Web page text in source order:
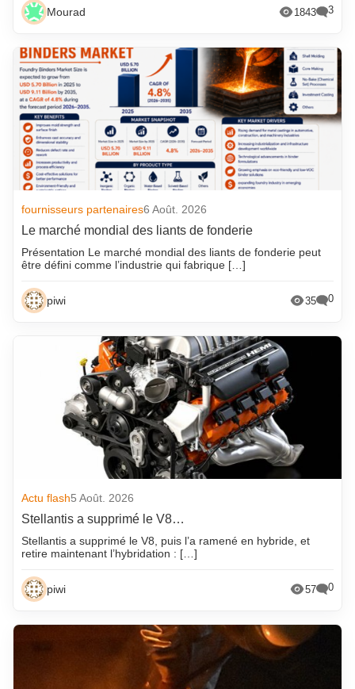
Mourad 1843 3
fournisseurs partenaires6 Août. 2026
Le marché mondial des liants de fonderie
Présentation Le marché mondial des liants de fonderie peut
être défini comme l’industrie qui fabrique […]
piwi 35 0
Actu flash5 Août. 2026
Stellantis a supprimé le V8…
Stellantis a supprimé le V8, puis l’a ramené en hybride, et
retire maintenant l’hybridation : […]
piwi 57 0